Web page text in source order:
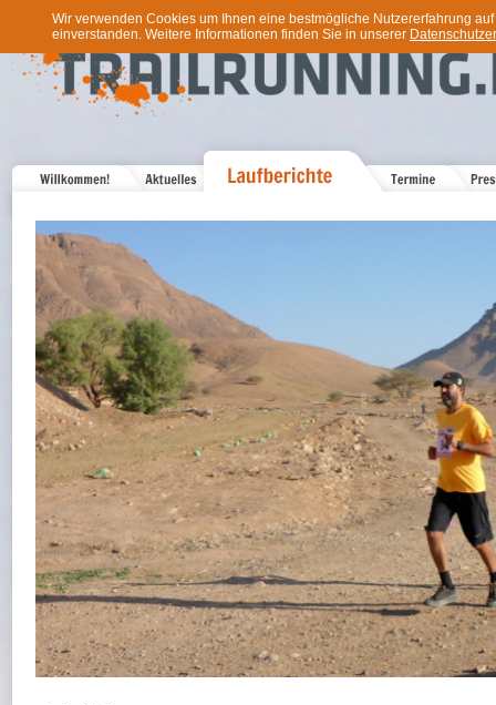
Wir verwenden Cookies um Ihnen eine bestmögliche Nutzererfahrung
einverstanden. Weitere Informationen finden Sie in unserer